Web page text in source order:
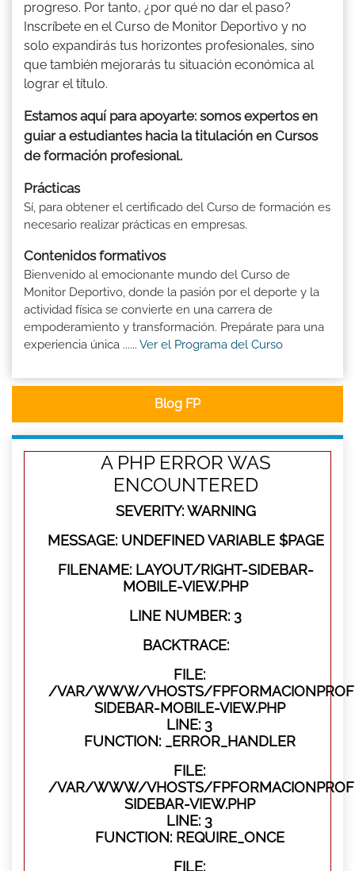
progreso. Por tanto, ¿por qué no dar el paso?
Inscríbete en el Curso de Monitor Deportivo y no
solo expandirás tus horizontes profesionales, sino
que también mejorarás tu situación económica al
lograr el título.
Estamos aquí para apoyarte: somos expertos en
guiar a estudiantes hacia la titulación en Cursos
de formación profesional.
Prácticas
Sí, para obtener el certificado del Curso de formación es
necesario realizar prácticas en empresas.
Contenidos formativos
Bienvenido al emocionante mundo del Curso de
Monitor Deportivo, donde la pasión por el deporte y la
actividad física se convierte en una carrera de
empoderamiento y transformación. Prepárate para una
experiencia única ...... Ver el Programa del Curso
Blog FP
A PHP ERROR WAS
ENCOUNTERED
SEVERITY: WARNING
MESSAGE: UNDEFINED VARIABLE $PAGE
FILENAME: LAYOUT/RIGHT-SIDEBAR-
MOBILE-VIEW.PHP
LINE NUMBER: 3
BACKTRACE:
FILE:
/VAR/WWW/VHOSTS/
SIDEBAR-MOBILE-VIEW.PHP
LINE: 3
FUNCTION: _ERROR_HANDLER
FILE:
/VAR/WWW/VHOSTS/
SIDEBAR-VIEW.PHP
LINE: 3
FUNCTION: REQUIRE_ONCE
FILE: